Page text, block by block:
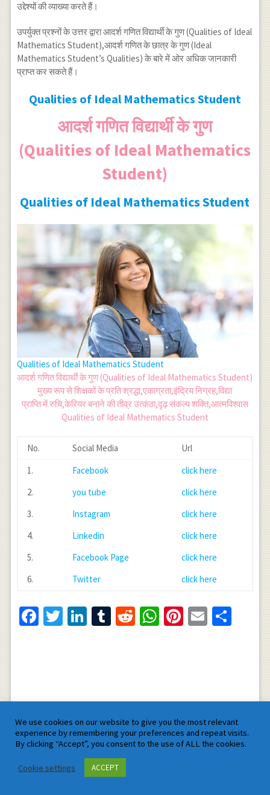
उद्देश्यों की व्याख्या करते हैं।
उपर्युक्त प्रश्नों के उत्तर द्वारा आदर्श गणित विद्यार्थी के गुण (Qualities of Ideal
Mathematics Student),आदर्श गणित के छात्र के गुण (Ideal
Mathematics Student’s Qualities) के बारे में ओर अधिक जानकारी
प्राप्त कर सकते हैं।
Qualities of Ideal Mathematics Student
आदर्श गणित विद्यार्थी के गुण
(Qualities of Ideal Mathematics
Student)
Qualities of Ideal Mathematics Student
Qualities of Ideal Mathematics Student
आदर्श गणित विद्यार्थी के गुण (Qualities of Ideal Mathematics Student)
मुख्य रूप से शिक्षकों के प्रति श्रद्धा,एकाग्रता,इंद्रिय निग्रह,विद्या
प्राप्ति में रुचि,केरियर बनाने की तीव्र उत्कंठा,दृढ़ संकल्प शक्ति,आत्मविश्वास
Qualities of Ideal Mathematics Student
No. Social Media
Url
1.
Facebook
click here
2.
you tube
click here
3.
Instagram
click here
4.
Linkedin
click here
5.
Facebook Page
click here
6.
Twitter click here
Facebook
Twitter
LinkedIn
Tumblr
RedditWhatsApp
Pinterest
Email
We use cookies on our website to give you the most relevant
experience by remembering your preferences and repeat visits.
By clicking “Accept”, you consent to the use of ALL the cookies.
Cookie settings ACCEPT